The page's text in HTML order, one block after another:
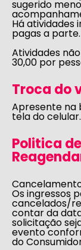
sugerido
Há atividades
pagas a parte.
Atividades
30,00 por
Troca do
Apresente na
tela do celular.
Politica
Os ingressos
cancelados/
contar da
solicitação
evento
do